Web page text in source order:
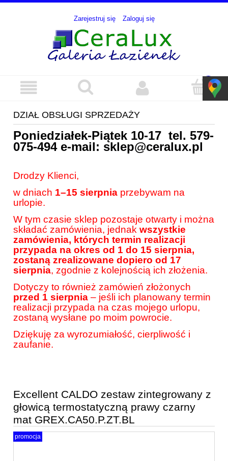
Zarejestruj się Zaloguj się
DZIAŁ OBSŁUGI SPRZEDAŻY
Poniedziałek-Piątek 10-17 tel. 579-
075-494e-mail: sklep@ceralux.pl
Drodzy Klienci,
w dniach 1–15 sierpnia przebywam na
urlopie.
W tym czasie sklep pozostaje otwarty i można
składać zamówienia, jednak wszystkie
zamówienia, których termin realizacji
przypada na okres od 1 do 15 sierpnia,
zostaną zrealizowane dopiero od 17
sierpnia, zgodnie z kolejnością ich złożenia.
Dotyczy to również zamówień złożonych
przed 1 sierpnia – jeśli ich planowany termin
realizacji przypada na czas mojego urlopu,
zostaną wysłane po moim powrocie.
Dziękuję za wyrozumiałość, cierpliwość i
zaufanie.
Excellent CALDO zestaw zintegrowany z
głowicą termostatyczną prawy czarny
mat GREX.CA50.P.ZT.BL
promocja